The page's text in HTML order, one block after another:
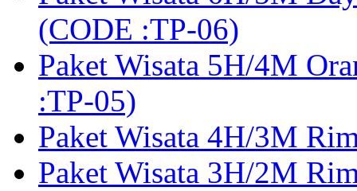
(CODE :TP-06)
Paket Wisata 5H/4M
:TP-05)
Paket Wisata 4H/3M
Paket Wisata 3H/2M